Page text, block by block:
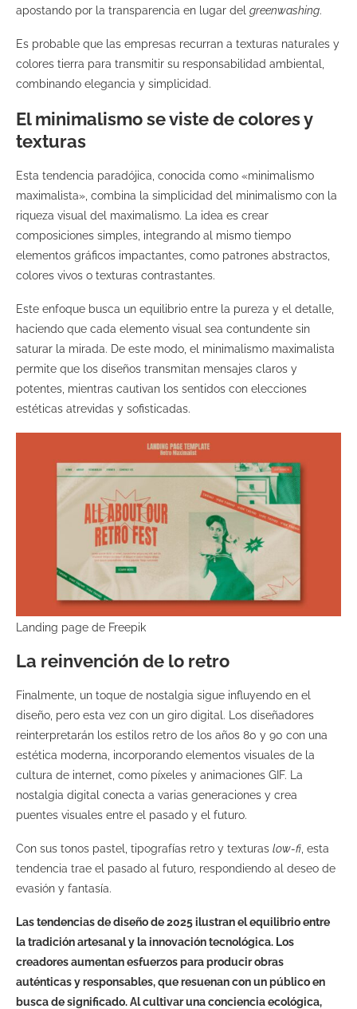
apostando por la transparencia en lugar del greenwashing.
Es probable que las empresas recurran a texturas naturales y
colores tierra para transmitir su responsabilidad ambiental,
combinando elegancia y simplicidad.
El minimalismo se viste de colores y
texturas
Esta tendencia paradójica, conocida como «minimalismo
maximalista», combina la simplicidad del minimalismo con la
riqueza visual del maximalismo. La idea es crear
composiciones simples, integrando al mismo tiempo
elementos gráficos impactantes, como patrones abstractos,
colores vivos o texturas contrastantes.
Este enfoque busca un equilibrio entre la pureza y el detalle,
haciendo que cada elemento visual sea contundente sin
saturar la mirada. De este modo, el minimalismo maximalista
permite que los diseños transmitan mensajes claros y
potentes, mientras cautivan los sentidos con elecciones
estéticas atrevidas y sofisticadas.
Landing page de Freepik
La reinvención de lo retro
Finalmente, un toque de nostalgia sigue influyendo en el
diseño, pero esta vez con un giro digital. Los diseñadores
reinterpretarán los estilos retro de los años 80 y 90 con una
estética moderna, incorporando elementos visuales de la
cultura de internet, como píxeles y animaciones GIF. La
nostalgia digital conecta a varias generaciones y crea
puentes visuales entre el pasado y el futuro.
Con sus tonos pastel, tipografías retro y texturas low-fi , esta
tendencia trae el pasado al futuro, respondiendo al deseo de
evasión y fantasía.
Las tendencias de diseño de 2025 ilustran el equilibrio entre
la tradición artesanal y la innovación tecnológica. Los
creadores aumentan esfuerzos para producir obras
auténticas y responsables, que resuenan con un público en
busca de significado. Al cultivar una conciencia ecológica,